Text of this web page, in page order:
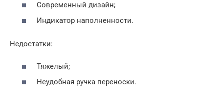
Современный дизайн;
Индикатор наполненности.
Недостатки:
Тяжелый;
Неудобная ручка переноски.